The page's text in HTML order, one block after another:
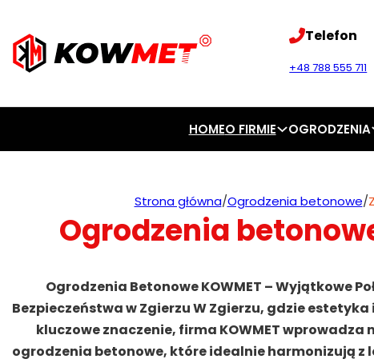
Telefon
+48 788 555 711
HOMEO FIRMIE OGRODZENIA
Strona główna/Ogrodzenia betonowe/
Ogrodzenia
Ogrodzenia Betonowe KOWMET – Wyjątkowe
Bezpieczeństwa w Zgierzu W Zgierzu, gdzie
kluczowe znaczenie, firma KOWMET wprowadza
ogrodzenia betonowe, które idealnie harmonizują z